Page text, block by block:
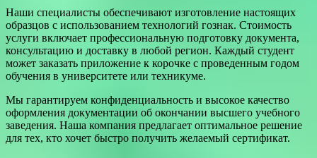
Наши специалисты обеспечивают изготовление настоящих
образцов с использованием технологий гознак. Стоимость
услуги включает профессиональную подготовку документа,
консультацию и доставку в любой регион. Каждый студент
может заказать приложение к корочке с проведенным годом
обучения в университете или техникуме.
Мы гарантируем конфиденциальность и высокое качество
оформления документации об окончании высшего учебного
заведения. Наша компания предлагает оптимальное решение
для тех, кто хочет быстро получить желаемый сертификат.